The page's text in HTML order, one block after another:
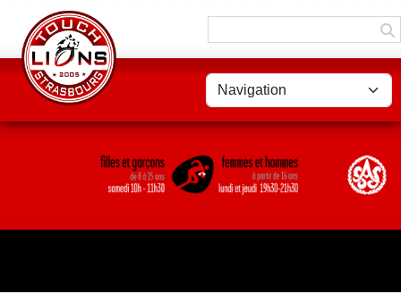
Panneau de gestion des cookies